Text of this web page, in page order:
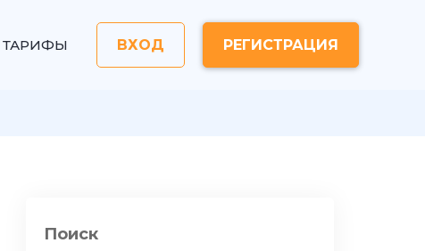
ТАРИФЫ ВХОД РЕГИСТРАЦИЯ
Поиск